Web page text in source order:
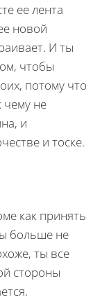
ее лента
новой
И ты
чтобы
потому что
чему не
и
и тоске.
как принять
больше не
ты все
стороны